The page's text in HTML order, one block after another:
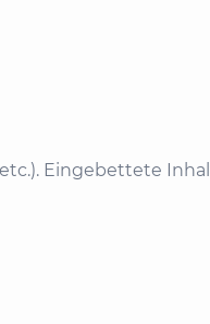
Eingebettete